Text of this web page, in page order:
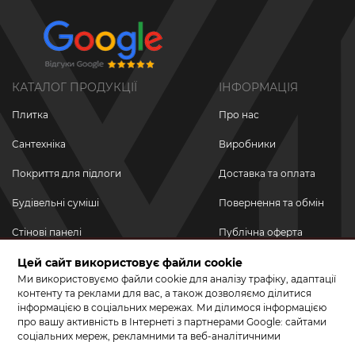
КАТАЛОГ ПРОДУКЦІЇ
Плитка
Сантехніка
Покриття для підлоги
Будівельні суміші
Стінові панелі
Новинки
Акційні товари
Акції/Знижки
ІНФОРМАЦІЯ
Про нас
Виробники
Доставка та оплата
Повернення та обмін
Публічна оферта
Політика
конфіденційності
Цей сайт використовує файли cookie
Ми використовуємо файли cookie для аналізу трафіку, адаптації
контенту та реклами для вас, а також дозволяємо ділитися
інформацією в соціальних мережах. Ми ділимося інформацією
про вашу активність в Інтернеті з партнерами Google: сайтами
соціальних мереж, рекламними та веб-аналітичними